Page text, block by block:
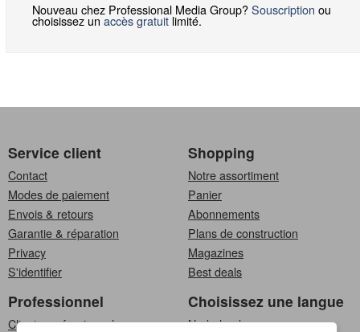
Nouveau chez Professional Media Group?Souscription ou
choisissez un accès gratuit limité.
Service client
Contact
Modes de paiement
Envois & retours
Garantie & réparation
Privacy
S'identifier
Shopping
Notre assortiment
Panier
Abonnements
Plans de construction
Magazines
Best deals
Professionnel
Clients professionnels
Choisissez une langue
Nederlands